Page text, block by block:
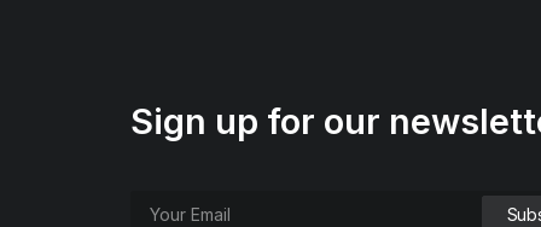
Sign up for our